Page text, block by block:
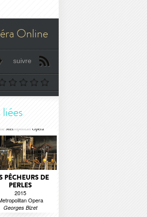
Online
suivre
PÊCHEURS DE
PERLES
2015
Opera
Georges Bizet